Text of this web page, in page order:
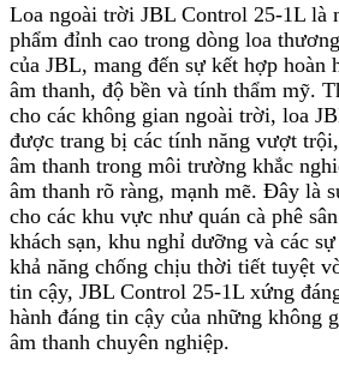
Loa ngoài trời JBL Control 25-1L là
phẩm đỉnh cao trong dòng loa
của JBL, mang đến sự kết hợp hoàn
âm thanh, độ bền và tính thẩm mỹ.
cho các không gian ngoài trời, loa
được trang bị các tính năng vượt
âm thanh trong môi trường khắc
âm thanh rõ ràng, mạnh mẽ. Đây là
cho các khu vực như quán cà phê
khách sạn, khu nghỉ dưỡng và các
khả năng chống chịu thời tiết tuyệt
tin cậy, JBL Control 25-1L xứng
hành đáng tin cậy của những không
âm thanh chuyên nghiệp.